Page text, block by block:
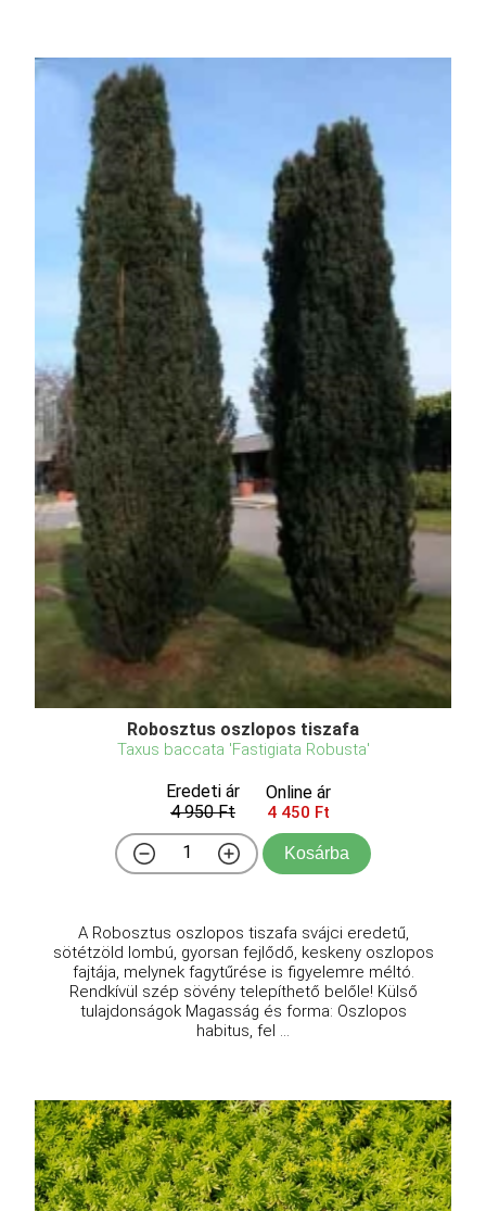
Robosztus oszlopos tiszafa
Taxus baccata 'Fastigiata Robusta'
Eredeti ár
4 950 Ft
Online ár
4 450 Ft
Kosárba
A Robosztus oszlopos tiszafa svájci eredetű,
sötétzöld lombú, gyorsan fejlődő, keskeny oszlopos
fajtája, melynek fagytűrése is figyelemre méltó.
Rendkívül szép sövény telepíthető belőle! Külső
tulajdonságok Magasság és forma: Oszlopos
habitus, fel ...